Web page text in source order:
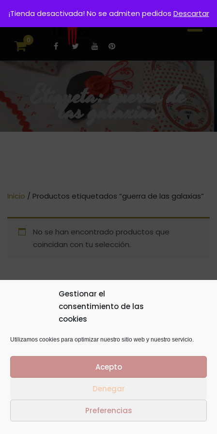
Gestionar el
consentimiento de las
cookies
Utilizamos cookies para optimizar nuestro sitio web y nuestro servicio.
Acepto
Denegar
Preferencias
0
Etiqueta:guerra de
las galaxias
Inicio / Productos etiquetados “guerra de las galaxias”
No se han encontrado productos que
coincidan con tu selección.
© Copyright 2014GTaracido
¡Tienda desactivada! No se admiten pedidos Descartar